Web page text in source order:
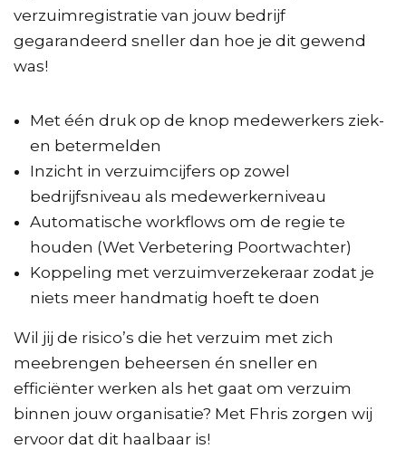
verzuimregistratie van jouw bedrijf
gegarandeerd sneller dan hoe je dit gewend
was!
Met één druk op de knop medewerkers ziek-
en betermelden
Inzicht in verzuimcijfers op zowel
bedrijfsniveau als medewerkerniveau
Automatische workflows om de regie te
houden (Wet Verbetering Poortwachter)
Koppeling met verzuimverzekeraar zodat je
niets meer handmatig hoeft te doen
Wil jij de risico’s die het verzuim met zich
meebrengen beheersen én sneller en
efficiënter werken als het gaat om verzuim
binnen jouw organisatie? Met Fhris zorgen wij
ervoor dat dit haalbaar is!